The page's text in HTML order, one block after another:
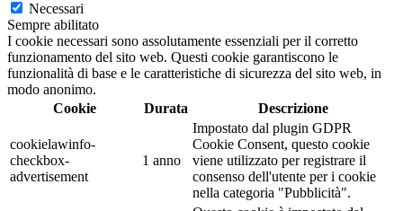
Necessari
Sempre abilitato
I cookie necessari sono assolutamente essenziali per il corretto
funzionamento del sito web. Questi cookie garantiscono le
funzionalità di base e le caratteristiche di sicurezza del sito web, in
modo anonimo.
Cookie
Durata Descrizione
cookielawinfo-
checkbox-
advertisement
1 anno
Impostato dal plugin GDPR
Cookie Consent, questo cookie
viene utilizzato per registrare il
consenso dell'utente per i cookie
nella categoria "Pubblicità".